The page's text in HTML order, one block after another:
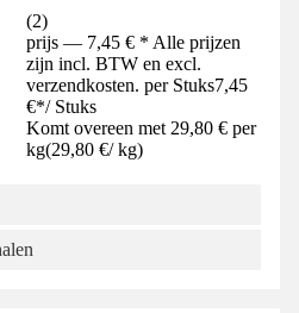
(2)
prijs — 7,45 € * Alle prijzen
zijn incl. BTW en excl.
verzendkosten. per Stuks7,45
€*/ Stuks
Komt overeen met 29,80 € per
kg(29,80 €/ kg)